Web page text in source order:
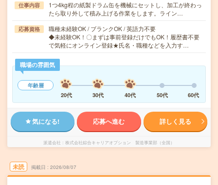
仕事内容
1つ4kg程の紙製ドラム缶を機械にセットし、加工が終わっ
たら取り外して積み上げる作業をします。ライン…
応募資格
職種未経験OK / ブランクOK / 英語力不要
◆未経験OK！〇まずは事前登録だけでもOK！履歴書不要
で気軽にオンライン登録★氏名・職種などを入力す…
職場の雰囲気
年齢層
20代
30代 40代 50代 60代
気になる! 応募へ進む 詳しく見る
派遣会社 株式会社綜合キャリアオプション 製造事業部（全国）
未読 掲載日 2026/08/07